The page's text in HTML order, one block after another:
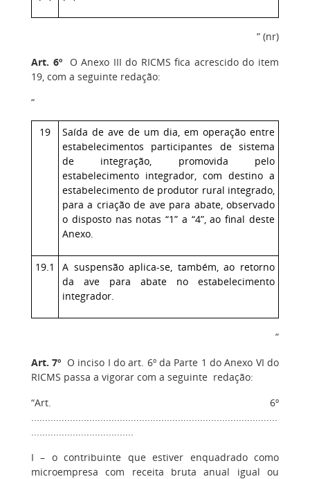
” (nr)
Art. 6ºO Anexo III do RICMS fica acrescido do item
19, com a seguinte redação:
“
19
Saída de ave de um dia, em operação entre
estabelecimentos participantes de sistema
de integração, promovida pelo
estabelecimento integrador, com destino a
estabelecimento de produtor rural integrado,
para a criação de ave para abate, observado
o disposto nas notas “1” a “4”, ao final deste
Anexo.
19.1
A suspensão aplica-se, também, ao retorno
da ave para abate no estabelecimento
integrador.
”
Art. 7º O inciso I do art. 6º da Parte 1 do Anexo VI do
RICMS passa a vigorar com a seguinte redação:
“Art. 6º
.........................................................................................
.....................................
I – o contribuinte que estiver enquadrado como
microempresa com receita bruta anual igual ou